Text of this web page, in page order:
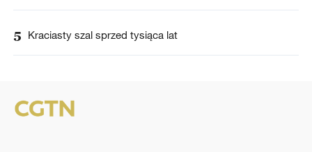
5 Kraciasty szal sprzed tysiąca lat